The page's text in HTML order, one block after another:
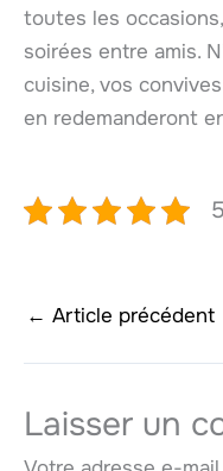
toutes les
soirées entre amis.
cuisine, vos
en redemanderont
← Article précédent
Laisser un